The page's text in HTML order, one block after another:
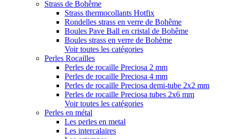
Strass de Bohême
Strass thermocollants Hotfix
Rondelles strass en verre de Bohême
Boules Pave Ball en cristal de Bohême
Boules strass en verre de Bohème
Voir toutes les catégories
Perles Rocailles
Perles de rocaille Preciosa 2 mm
Perles de rocaille Preciosa 4 mm
Perles de rocaille Preciosa demi-tube 2x2 mm
Perles de rocaille Preciosa tubes 2x6 mm
Voir toutes les catégories
Perles en métal
Les perles en metal
Les intercalaires